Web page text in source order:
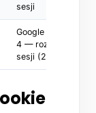
sesji
Google Analytics
4 — rozróżnianie
sesji (24 godz.)